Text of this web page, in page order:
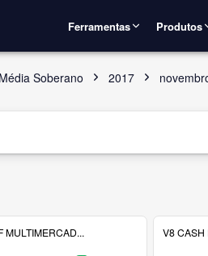
Ferramentas Produtos
Soberano 2017
MULTIMERCAD... V8 CASH